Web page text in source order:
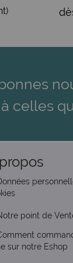
à celles
point de
sur notre Eshop